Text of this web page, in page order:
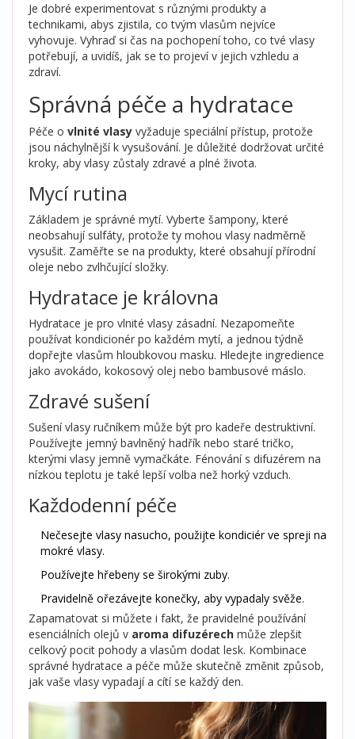
Je dobré experimentovat s různými produkty a
technikami, abys zjistila, co tvým vlasům nejvíce
vyhovuje. Vyhraď si čas na pochopení toho, co tvé vlasy
potřebují, a uvidíš, jak se to projeví v jejich vzhledu a
zdraví.
Správná péče a hydratace
Péče o vlnité vlasy vyžaduje speciální přístup, protože
jsou náchylnější k vysušování. Je důležité dodržovat určité
kroky, aby vlasy zůstaly zdravé a plné života.
Mycí rutina
Základem je správné mytí. Vyberte šampony, které
neobsahují sulfáty, protože ty mohou vlasy nadměrně
vysušit. Zaměřte se na produkty, které obsahují přírodní
oleje nebo zvlhčující složky.
Hydratace je královna
Hydratace je pro vlnité vlasy zásadní. Nezapomeňte
používat kondicionér po každém mytí, a jednou týdně
dopřejte vlasům hloubkovou masku. Hledejte ingredience
jako avokádo, kokosový olej nebo bambusové máslo.
Zdravé sušení
Sušení vlasy ručníkem může být pro kadeře destruktivní.
Používejte jemný bavlněný hadřík nebo staré tričko,
kterými vlasy jemně vymačkáte. Fénování s difuzérem na
nízkou teplotu je také lepší volba než horký vzduch.
Každodenní péče
Nečesejte vlasy nasucho, použijte kondiciér ve spreji na
mokré vlasy.
Používejte hřebeny se širokými zuby.
Pravidelně ořezávejte konečky, aby vypadaly svěže.
Zapamatovat si můžete i fakt, že pravidelné používání
esenciálních olejů v aroma difuzérech může zlepšit
celkový pocit pohody a vlasům dodat lesk. Kombinace
správné hydratace a péče může skutečně změnit způsob,
jak vaše vlasy vypadají a cítí se každý den.